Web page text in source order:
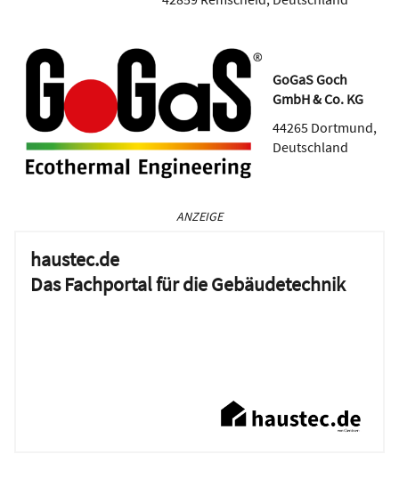
GoGaS Goch
GmbH & Co. KG
44265 Dortmund,
Deutschland
ANZEIGE
haustec.de
Das Fachportal für die Gebäudetechnik